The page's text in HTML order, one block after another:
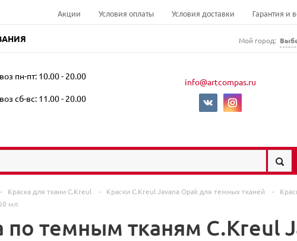
Акции Условия оплаты Условия доставки Гарантия и
Мой город:
пн-пт: 10.00 - 20.00
сб-вс: 11.00 - 20.00
info@artcompas.ru
- Краска для ткани C.Kreul - Краски C.Kreul Javana Opak для темных тканей -
мл
по темным тканям C.Kreul